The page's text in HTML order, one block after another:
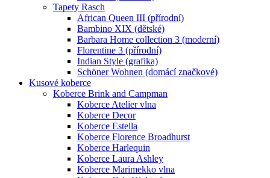
Tapety Rasch
African Queen III (přírodní)
Bambino XIX (dětské)
Barbara Home collection 3 (moderní)
Florentine 3 (přírodní)
Indian Style (grafika)
Schöner Wohnen (domácí značkové)
Kusové koberce
Koberce Brink and Campman
Koberce Atelier vlna
Koberce Decor
Koberce Estella
Koberce Florence Broadhurst
Koberce Harlequin
Koberce Laura Ashley
Koberce Marimekko vlna